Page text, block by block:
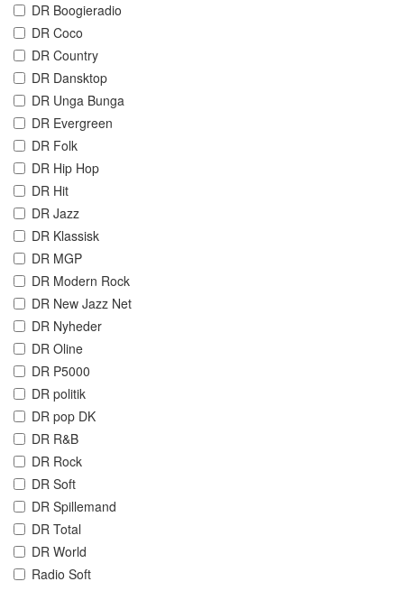
DR Boogieradio
DR Coco
DR Country
DR Dansktop
DR Unga Bunga
DR Evergreen
DR Folk
DR Hip Hop
DR Hit
DR Jazz
DR Klassisk
DR MGP
DR Modern Rock
DR New Jazz Net
DR Nyheder
DR Oline
DR P5000
DR politik
DR pop DK
DR R&B
DR Rock
DR Soft
DR Spillemand
DR Total
DR World
Radio Soft